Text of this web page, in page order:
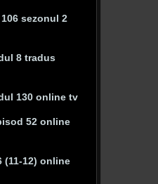
sezonul 2
8 tradus
130 online tv
52 online
(11-12) online